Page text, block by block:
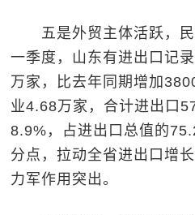
五是外贸主体活跃，民
一季度，山东有进出口记
万家，比去年同期增加
业4.68万家，合计进出口
8.9%，占进出口总值的
分点，拉动全省进出口增
力军作用突出。